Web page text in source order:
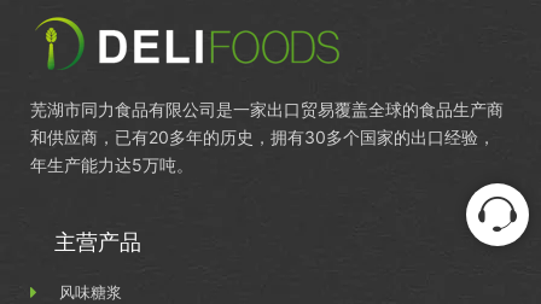
芜湖市同力食品有限公司是一家出口贸易覆盖全球的食品生产商
和供应商，已有20多年的历史，拥有30多个国家的出口经验，
年生产能力达5万吨。
主营产品
风味糖浆